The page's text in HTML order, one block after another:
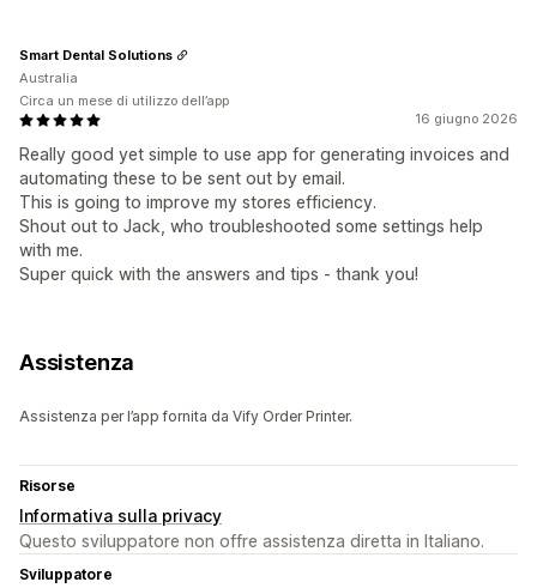
16 giugno 2026
Really good yet simple to use app for generating invoices and
automating these to be sent out by email.
This is going to improve my stores efficiency.
Shout out to Jack, who troubleshooted some settings help
with me.
Super quick with the answers and tips - thank you!
Smart Dental Solutions
Australia
Circa un mese di utilizzo dell’app
Assistenza
Assistenza per l’app fornita da Vify Order Printer.
Risorse
Informativa sulla privacy
Questo sviluppatore non offre assistenza diretta in Italiano.
Sviluppatore